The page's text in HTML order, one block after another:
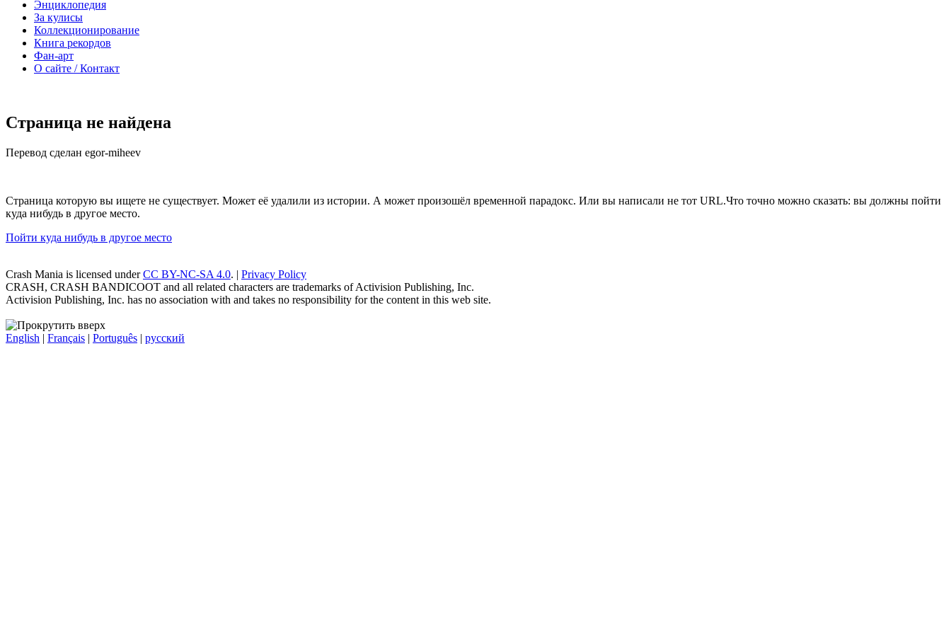
Энциклопедия
За кулисы
Коллекционирование
Книга рекордов
Фан-арт
О сайте / Контакт
Страница не найдена
Перевод сделан egor-miheev
Страница которую вы ищете не существует. Может её удалили из истории. А может произошёл временной парадокс. Или вы написали не тот URL.Что точно можно сказать: вы должны пойти
куда нибудь в другое место.
Пойти куда нибудь в другое место
Crash Mania is licensed underCC BY-NC-SA 4.0. | Privacy Policy
CRASH, CRASH BANDICOOT and all related characters are trademarks of Activision Publishing, Inc.
Activision Publishing, Inc. has no association with and takes no responsibility for the content in this web site.
English | Français | Português | русский